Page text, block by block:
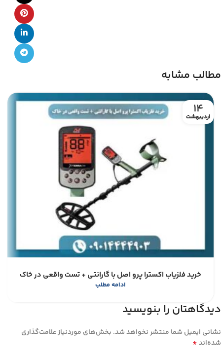
مطالب مشابه
14
اردیبهشت
خرید فلزیاب اکسترا پرو اصل با گارانتی + تست واقعی در خاک
ادامه مطلب
دیدگاهتان را بنویسید
نشانی ایمیل شما منتشر نخواهد شد. بخش‌های موردنیاز علامت‌گذاری
شده‌اند*